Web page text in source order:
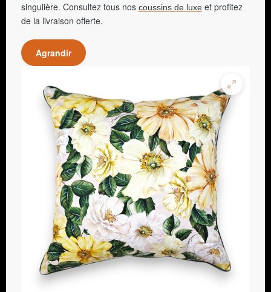
singulière. Consultez tous nos coussins de luxe et profitez
de la livraison offerte.
Agrandir